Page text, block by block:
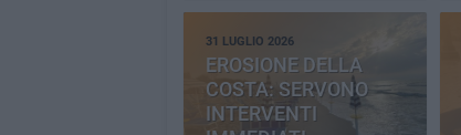
31 LUGLIO 2026
EROSIONE DELLA
COSTA: SERVONO
INTERVENTI